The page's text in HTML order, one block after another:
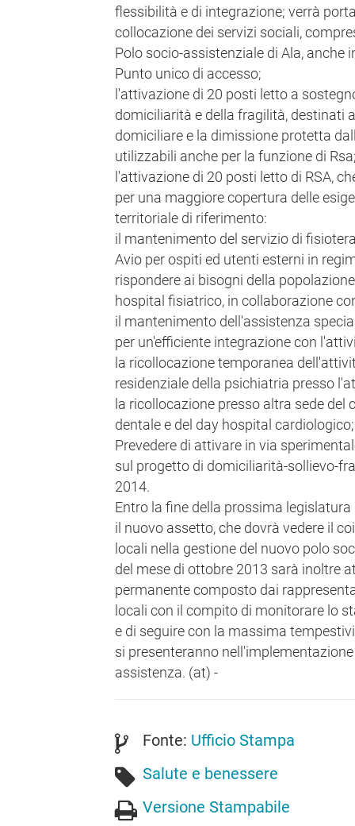
flessibilità e di integrazione; verrà
collocazione dei servizi sociali,
Polo socio-assistenziale di Ala, anche
Punto unico di accesso;
l'attivazione di 20 posti letto a
domiciliarità e della fragilità, destinati
domiciliare e la dimissione protetta
utilizzabili anche per la funzione di
l'attivazione di 20 posti letto di RSA,
per una maggiore copertura delle
territoriale di riferimento:
il mantenimento del servizio di
Avio per ospiti ed utenti esterni in
rispondere ai bisogni della
hospital fisiatrico, in collaborazione
il mantenimento dell'assistenza
per un'efficiente integrazione con
la ricollocazione temporanea
residenziale della psichiatria presso
la ricollocazione presso altra sede
dentale e del day hospital cardiologico;
Prevedere di attivare in via
sul progetto di domiciliarità-sollievo-
2014.
Entro la fine della prossima
il nuovo assetto, che dovrà vedere il
locali nella gestione del nuovo polo
del mese di ottobre 2013 sarà inoltre
permanente composto dai
locali con il compito di monitorare lo
e di seguire con la massima
si presenteranno
assistenza. (at) -
Fonte: Ufficio Stampa
Salute e benessere
Versione Stampabile